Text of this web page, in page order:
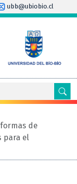
ubb@ubiobio.cl
de
para el